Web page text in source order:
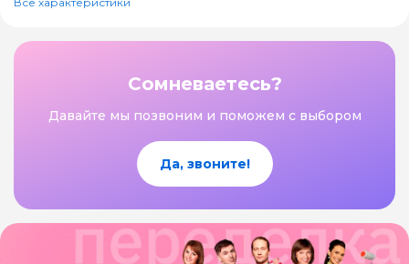
Сомневаетесь?
Давайте мы позвоним и поможем с выбором
Да, звоните!